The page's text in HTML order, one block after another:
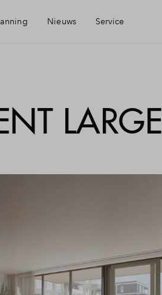
Nieuws Service
Financiele check
Veelgestelde vragen